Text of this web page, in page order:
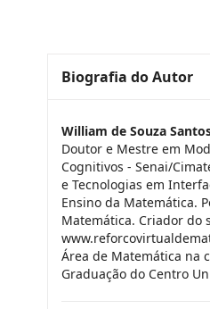
Biografia do Autor
William de Souza
Doutor e Mestre em
Cognitivos - Senai/
e Tecnologias em
Ensino da Matemática.
Matemática. Criador do
Área de Matemática na
Graduação do Centro